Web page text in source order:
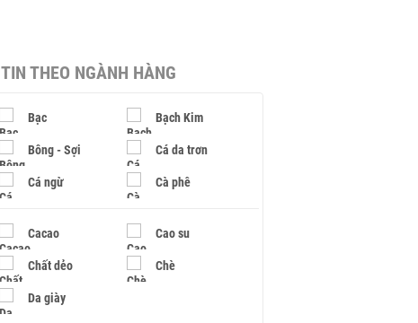
TIN THEO NGÀNH HÀNG
Bạc Bạch Kim
Bông - Sợi Cá da trơn
Cá ngừ Cà phê
Cacao Cao su
Chất dẻo Chè
Da giày